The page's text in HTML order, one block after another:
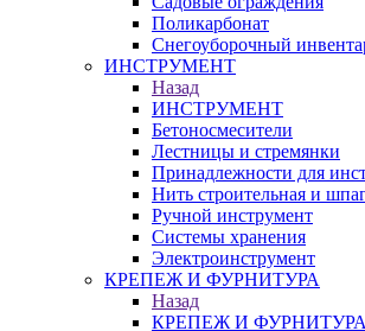
Поликарбонат
Снегоуборочный
ИНСТРУМЕНТ
Назад
ИНСТРУМЕНТ
Бетоносмесители
Лестницы и стремянки
Принадлежности для
Нить строительная и
Ручной инструмент
Системы хранения
Электроинструмент
КРЕПЕЖ И ФУРНИТУРА
Назад
КРЕПЕЖ И ФУРНИТУРА